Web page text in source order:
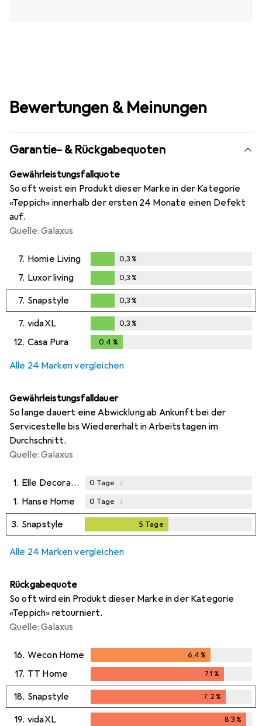
Bewertungen & Meinungen
Garantie- & Rückgabequoten
Gewährleistungsfallquote
So oft weist ein Produkt dieser Marke in der Kategorie
«Teppich» innerhalb der ersten 24 Monate einen Defekt
auf.
Quelle: Galaxus
7. Homie Living
0,3%
0,3%
7. Luxor living
0,3%
0,3%
7. Snapstyle
0,3%
0,3%
7. vidaXL
0,3%
0,3%
12. Casa Pura 0,4 %
Alle 24 Marken vergleichen
Gewährleistungsfalldauer
So lange dauert eine Abwicklung ab Ankunft bei der
Servicestelle bis Wiedererhalt in Arbeitstagen im
Durchschnitt.
Quelle: Galaxus
1. Elle Decoration 0 Tage i
1. Hanse Home 0 Tage i
3. Snapstyle 5 Tage
Alle 24 Marken vergleichen
Rückgabequote
So oft wird ein Produkt dieser Marke in der Kategorie
«Teppich» retourniert.
Quelle: Galaxus
16. Wecon Home 6,4%
17. TT Home 7,1 %
18. Snapstyle 7,2%
7,2%
19. vidaXL 8,3%